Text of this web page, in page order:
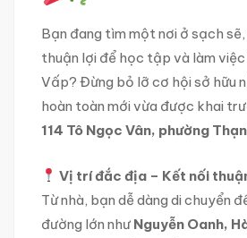
Bạn đang tìm một nơi ở sạch
thuận lợi để học tập và làm
Vấp? Đừng bỏ lỡ cơ hội sở hữu
hoàn toàn mới vừa được khai
114 Tô Ngọc Vân, phường
Vị trí đắc địa – Kết nối
Từ nhà, bạn dễ dàng di chuyển
đường lớn như Nguyễn Oanh,